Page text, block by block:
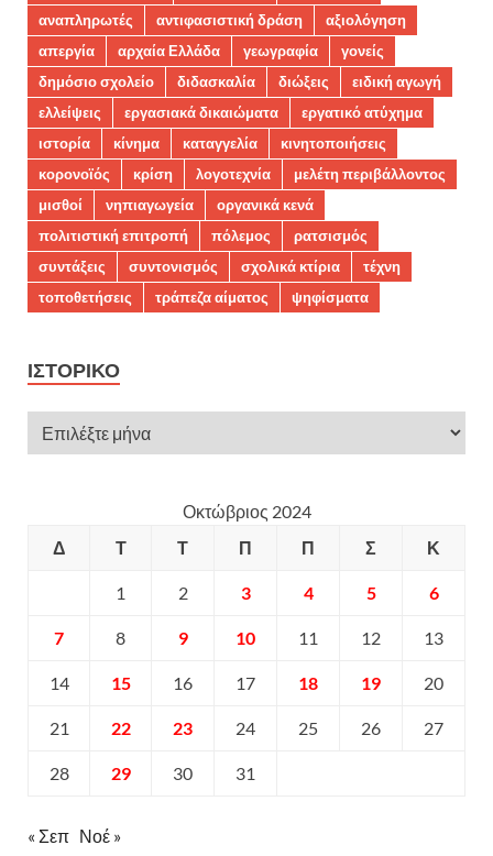
αναπληρωτές
αντιφασιστική δράση
αξιολόγηση
απεργία
αρχαία Ελλάδα γεωγραφία
γονείς
δημόσιο σχολείο
διδασκαλία διώξεις
ειδική αγωγή
ελλείψεις
εργασιακά δικαιώματα
εργατικό ατύχημα
ιστορία
κίνημα καταγγελία
κινητοποιήσεις
κορονοϊός
κρίση λογοτεχνία
μελέτη περιβάλλοντος
μισθοί
νηπιαγωγεία
οργανικά κενά
πολιτιστική επιτροπή
πόλεμος
ρατσισμός
συντάξεις
συντονισμός σχολικά κτίρια
τέχνη
τοποθετήσεις
τράπεζα αίματος ψηφίσματα
ΙΣΤΟΡΙΚΌ
Οκτώβριος 2024
Δ
Τ Τ Π Π Σ Κ
1 2 3 4 5 6
7 8 9 10 11 12 13
14 15 16 17 18 19 20
21 22 23 24 25 26 27
28 29 30 31
« Σεπ Νοέ »